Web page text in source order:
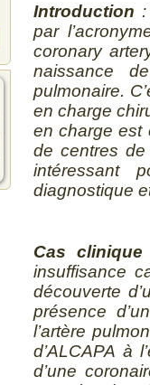
Introduction
par
coronary
naissance
pulmonaire.
en charge
en charge est
de centres de
intéressant
diagnostique
Cas clinique
insuffisance
découverte
présence
l’artère
d’ALCAPA à
d’une